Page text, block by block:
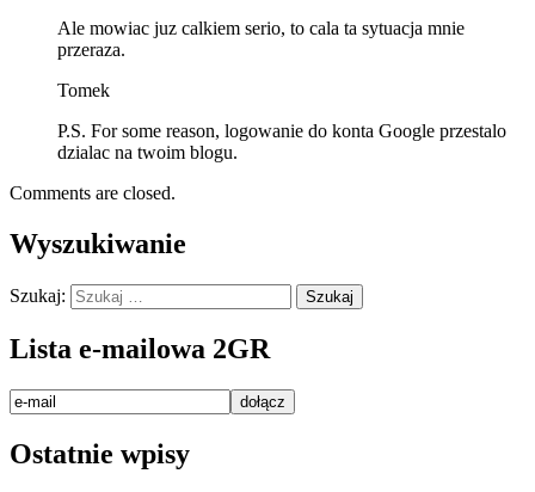
Ale mowiac juz calkiem serio, to cala ta sytuacja mnie
przeraza.
Tomek
P.S. For some reason, logowanie do konta Google przestalo
dzialac na twoim blogu.
Comments are closed.
Wyszukiwanie
Szukaj:
Lista e-mailowa 2GR
Ostatnie wpisy